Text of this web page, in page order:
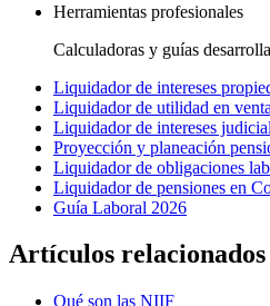
Herramientas profesionales
Calculadoras y guías
Liquidador de intereses
Liquidador de utilidad en
Liquidador de intereses
Proyección y planeación
Liquidador de obligaciones
Liquidador de pensiones en
Guía Laboral 2026
Artículos relacionados
Qué son las NIIF